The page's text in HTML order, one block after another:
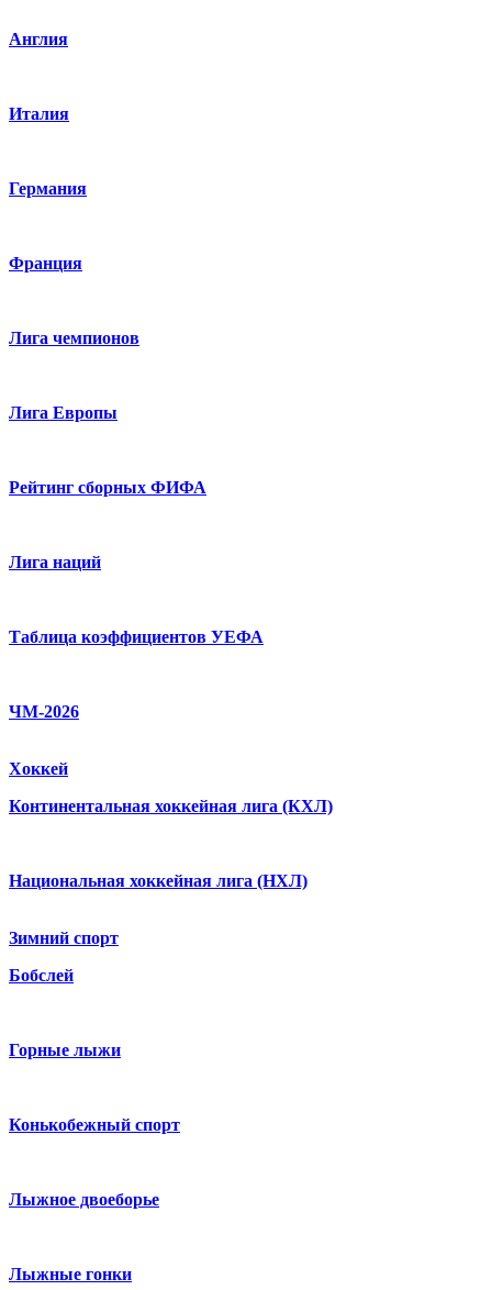
Англия
Италия
Германия
Франция
Лига чемпионов
Лига Европы
Рейтинг сборных ФИФА
Лига наций
Таблица коэффициентов УЕФА
ЧМ-2026
Хоккей
Континентальная хоккейная лига (КХЛ)
Национальная хоккейная лига (НХЛ)
Зимний спорт
Бобслей
Горные лыжи
Конькобежный спорт
Лыжное двоеборье
Лыжные гонки